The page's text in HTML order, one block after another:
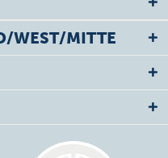
WEST/MITTE